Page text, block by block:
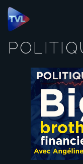
Panneau de